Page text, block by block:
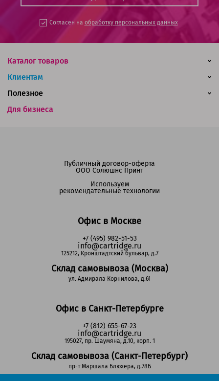
Согласен на обработку персональных данных
Каталог товаров
Клиентам
Для бизнеса
Полезное
Офис в Москве
+7 (495) 982-51-53
info@cartridge.ru
125212, Кронштадтский бульвар, д.7
Склад самовывоза (Москва)
ул. Адмирала Корнилова, д.61
Офис в Санкт-Петербурге
+7 (812) 655-67-23
info@cartridge.ru
195027, пр. Шаумяна, д.10, корп. 1
Склад самовывоза (Санкт-Петербург)
пр-т Маршала Блюхера, д.78Б
Публичный договор-оферта
ООО Солюшнс Принт
Используем
рекомендательные технологии